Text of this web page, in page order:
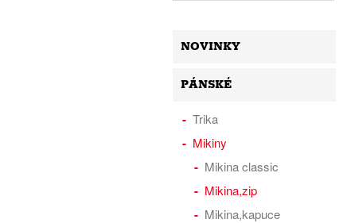
NOVINKY
PÁNSKÉ
Trika
Mikiny
Mikina classic
Mikina,zip
Mikina,kapuce